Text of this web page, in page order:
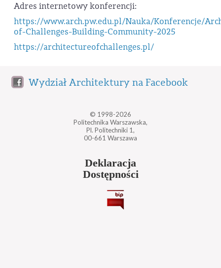
Adres internetowy konferencji:
https://www.arch.pw.edu.pl/Nauka/Konferencje/
of-Challenges-Building-Community-2025
https://architectureofchallenges.pl/
Wydział Architektury na Facebook
© 1998-2026
Politechnika Warszawska,
Pl. Politechniki 1,
00-661 Warszawa
Deklaracja
Dostępności